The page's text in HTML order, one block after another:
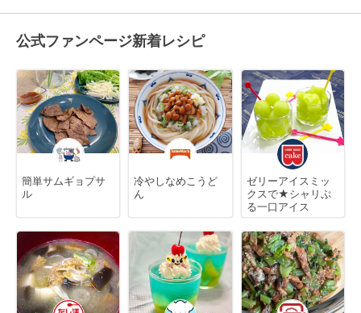
公式ファンページ新着レシピ
簡単サムギョプサ
ル
冷やしなめこうど
ん
ゼリーアイスミッ
クスで★シャリぷ
る一口アイス